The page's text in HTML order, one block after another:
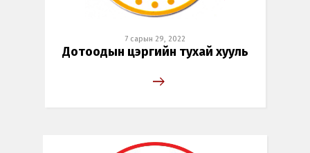
7 сарын 29, 2022
Дотоодын цэргийн тухай хууль